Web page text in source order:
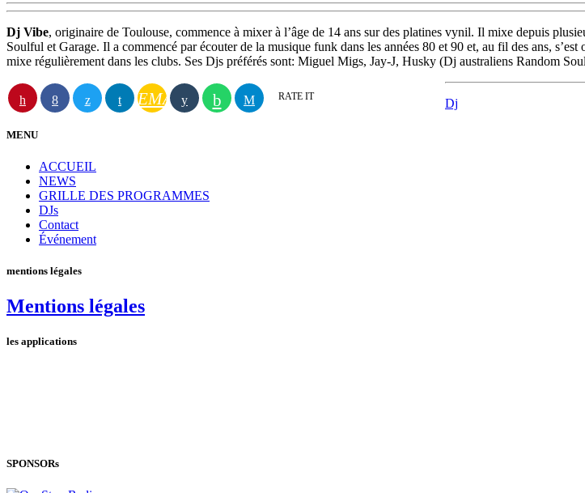
Dj Vibe, originaire de Toulouse, commence à mixer à l’âge de 14 ans sur des platines vynil. Il mixe depuis
Soulful et Garage. Il a commencé par écouter de la musique funk dans les années 80 et 90 et, au fil des ans,
mixe régulièrement dans les clubs. Ses Djs préférés sont: Miguel Migs, Jay-J, Husky (Dj australiens Random
EMAIL RATE IT Dj
MENU
ACCUEIL
NEWS
GRILLE DES PROGRAMMES
DJs
Contact
Événement
mentions légales
Mentions légales
les applications
SPONSORs